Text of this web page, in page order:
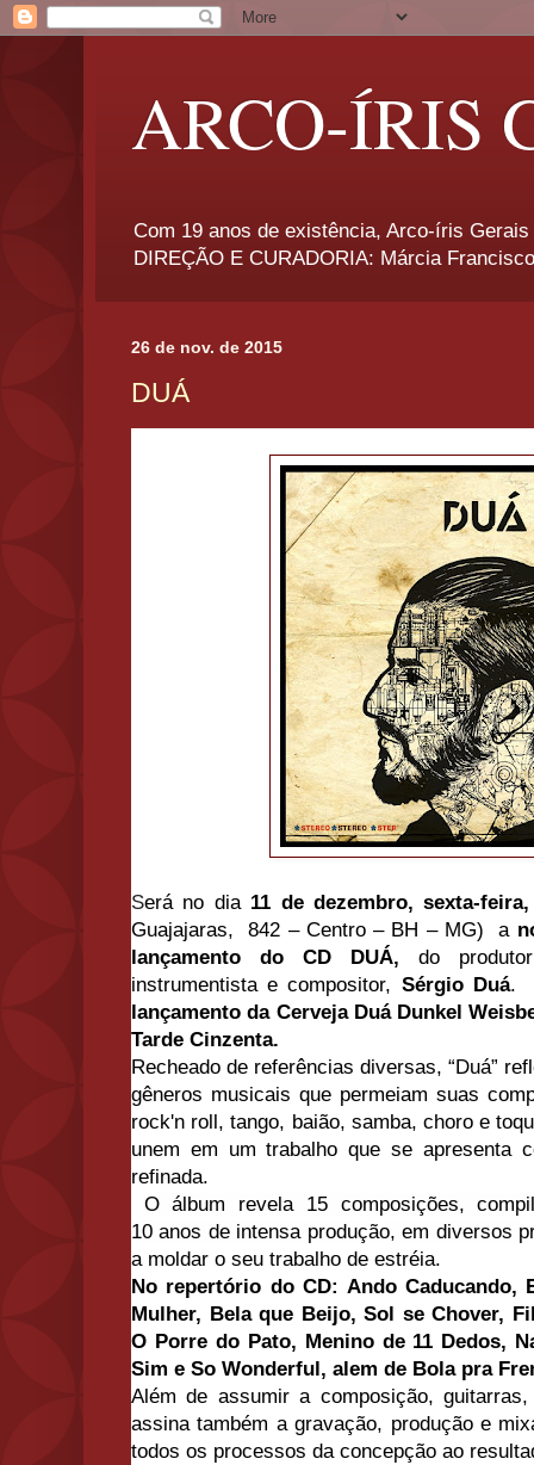
ARCO-ÍRIS
Com 19 anos de existência, Arco-íris
DIREÇÃO E CURADORIA: Márcia
26 de nov. de 2015
DUÁ
Será no dia 11 de dezembro, sexta-
Guajajaras, 842 – Centro – BH – MG) a
lançamento do CD DUÁ, do
instrumentista e compositor, Sérgio Duá.
lançamento da Cerveja Duá Dunkel
Tarde Cinzenta.
Recheado de referências diversas, “Duá”
gêneros musicais que permeiam suas
rock'n roll, tango, baião, samba, choro e
unem em um trabalho que se apresenta
refinada.
O álbum revela 15 composições,
10 anos de intensa produção, em diversos
a moldar o seu trabalho de estréia.
No repertório do CD: Ando Caducando,
Mulher, Bela que Beijo, Sol se Chover,
O Porre do Pato, Menino de 11 Dedos,
Sim e So Wonderful, alem de Bola pra
Além de assumir a composição,
assina também a gravação, produção e
todos os processos da concepção ao